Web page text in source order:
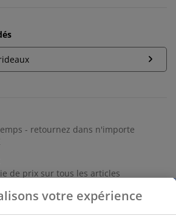
- retournez dans n'importe
de prix sur tous les articles
flexiblesvotre expérience